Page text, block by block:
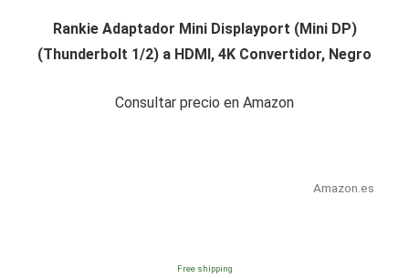
Rankie Adaptador Mini Displayport (Mini DP)
(Thunderbolt 1/2) a HDMI, 4K Convertidor, Negro
Consultar precio en Amazon
Amazon.es
Free shipping